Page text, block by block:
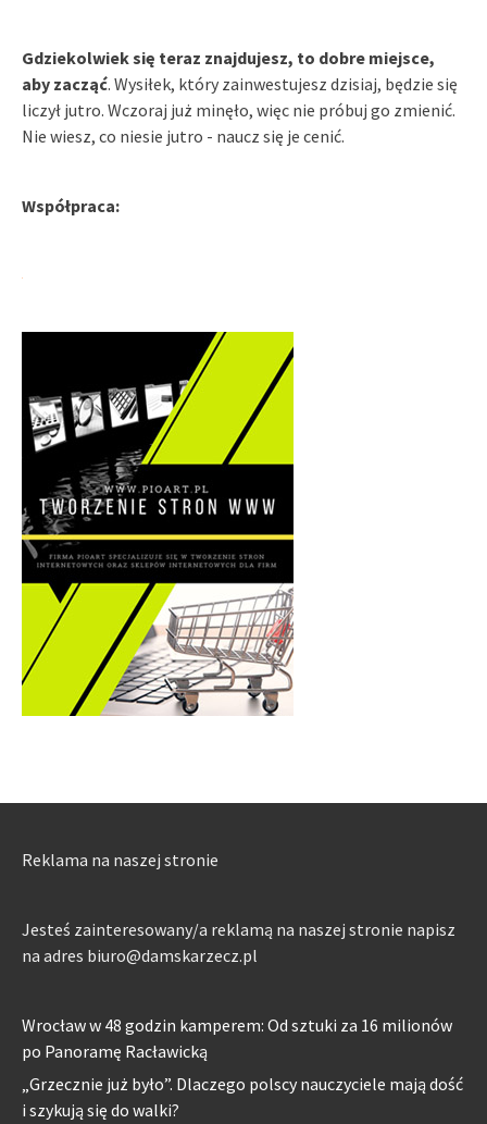
Gdziekolwiek się teraz znajdujesz, to dobre miejsce,
aby zacząć. Wysiłek, który zainwestujesz dzisiaj, będzie się
liczył jutro. Wczoraj już minęło, więc nie próbuj go zmienić.
Nie wiesz, co niesie jutro - naucz się je cenić.
Współpraca:
Reklama na naszej stronie
Jesteś zainteresowany/a reklamą na naszej stronie napisz
na adres biuro@damskarzecz.pl
Wrocław w 48 godzin kamperem: Od sztuki za 16 milionów
po Panoramę Racławicką
„Grzecznie już było”. Dlaczego polscy nauczyciele mają dość
i szykują się do walki?